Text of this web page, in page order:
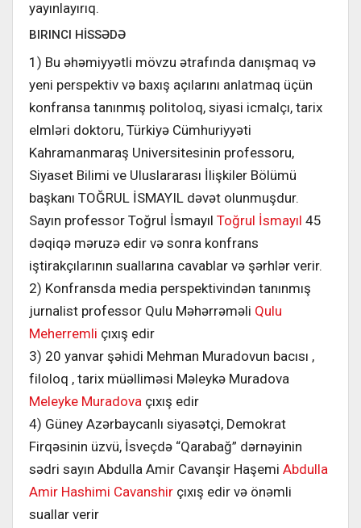
yayınlayırıq.
BIRINCI HİSSƏDƏ
1) Bu əhəmiyyətli mövzu ətrafında danışmaq və
yeni perspektiv və baxış açılarını anlatmaq üçün
konfransa tanınmış politoloq, siyasi icmalçı, tarix
elmləri doktoru, Türkiyə Cümhuriyyəti
Kahramanmaraş Universitesinin professoru,
Siyaset Bilimi ve Uluslararası İlişkiler Bölümü
başkanı TOĞRUL İSMAYIL dəvət olunmuşdur.
Sayın professor Toğrul İsmayıl Toğrul İsmayıl 45
dəqiqə məruzə edir və sonra konfrans
iştirakçılarının suallarına cavablar və şərhlər verir.
2) Konfransda media perspektivindən tanınmış
jurnalist professor Qulu Məhərrəməli Qulu
Meherremli çıxış edir
3) 20 yanvar şəhidi Mehman Muradovun bacısı ,
filoloq , tarix müəlliməsi Məleykə Muradova
Meleyke Muradova çıxış edir
4) Güney Azərbaycanlı siyasətçi, Demokrat
Firqəsinin üzvü, İsveçdə “Qarabağ” dərnəyinin
sədri sayın Abdulla Amir Cavanşir Haşemi Abdulla
Amir Hashimi Cavanshir çıxış edir və önəmli
suallar verir